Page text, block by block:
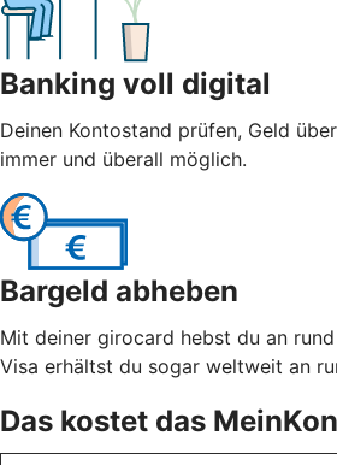
Banking voll digital
Deinen Kontostand prüfen, Geld
immer und überall möglich.
Bargeld abheben
Mit deiner girocard hebst du an
Visa erhältst du sogar weltweit an
Das kostet das